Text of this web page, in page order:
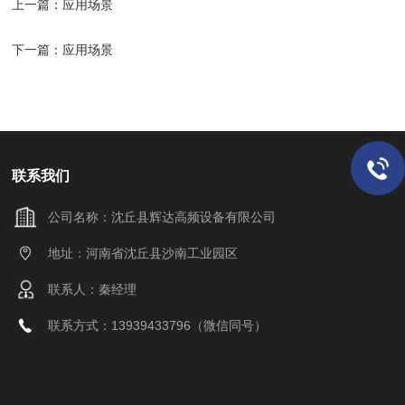
上一篇： 应用场景
下一篇： 应用场景
联系我们
公司名称：沈丘县辉达高频设备有限公司
地址：河南省沈丘县沙南工业园区
联系人：秦经理
联系方式：13939433796（微信同号）